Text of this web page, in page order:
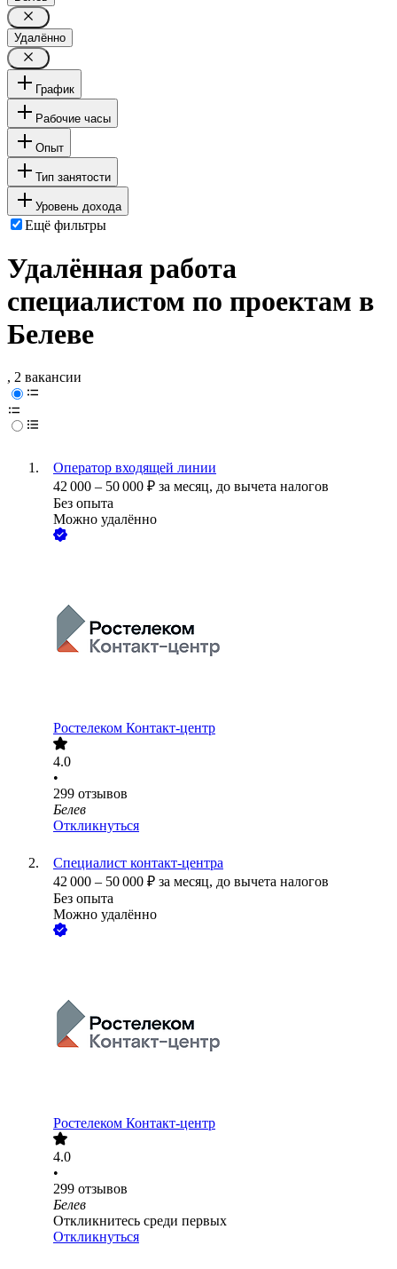
Удалённо
График
Рабочие часы
Опыт
Тип занятости
Уровень дохода
Ещё фильтры
Удалённая работа
специалистом по проектам в
Белеве
, 2 вакансии
Оператор входящей линии
42 000 – 50 000 ₽ за месяц, до вычета налогов
Без опыта
Можно удалённо
Ростелеком Контакт-центр
4.0
•
299 отзывов
Белев
Откликнуться
Специалист контакт-центра
42 000 – 50 000 ₽ за месяц, до вычета налогов
Без опыта
Можно удалённо
Ростелеком Контакт-центр
4.0
•
299 отзывов
Белев
Откликнитесь среди первых
Откликнуться